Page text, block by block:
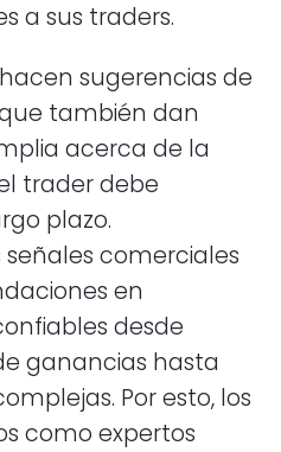
a sus traders.
sugerencias de
también dan
acerca de la
trader debe
plazo.
comerciales
en
desde
ganancias hasta
Por esto, los
como expertos